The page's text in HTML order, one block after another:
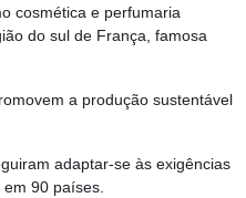
cosmética e perfumaria
do sul de França, famosa
a produção sustentável
adaptar-se às exigências
90 países.